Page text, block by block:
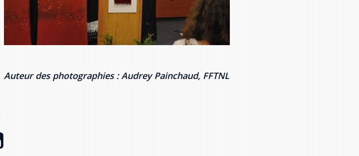
Auteur des photographies : Audrey Painchaud, FFTNL